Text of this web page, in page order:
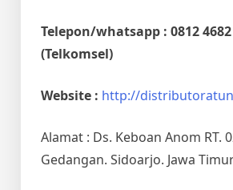
Telepon/whatsapp : 0812 4682
(Telkomsel)
Website : http://
Alamat : Ds. Keboan Anom RT.
Gedangan. Sidoarjo. Jawa